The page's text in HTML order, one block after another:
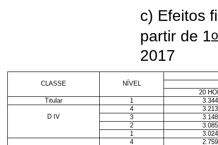
c) Efeitos
partir de 1o
2017
CLASSE
NÍVEL
20
Titular
1
4
D IV
3
2
1
4